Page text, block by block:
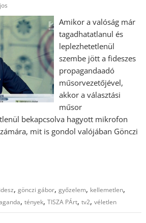
Amikor a valóság már
tagadhatatlanul és
leplezhetetlenül
szembe jött a fideszes
propagandaadó
műsorvezetőjével,
akkor a választási
műsor
bekapcsolva hagyott mikrofon
mit is gondol valójában Gönczi
,gönczi gábor,győzelem, kellemetlen,
,tények,TISZA PÁrt,tv2,véletlen